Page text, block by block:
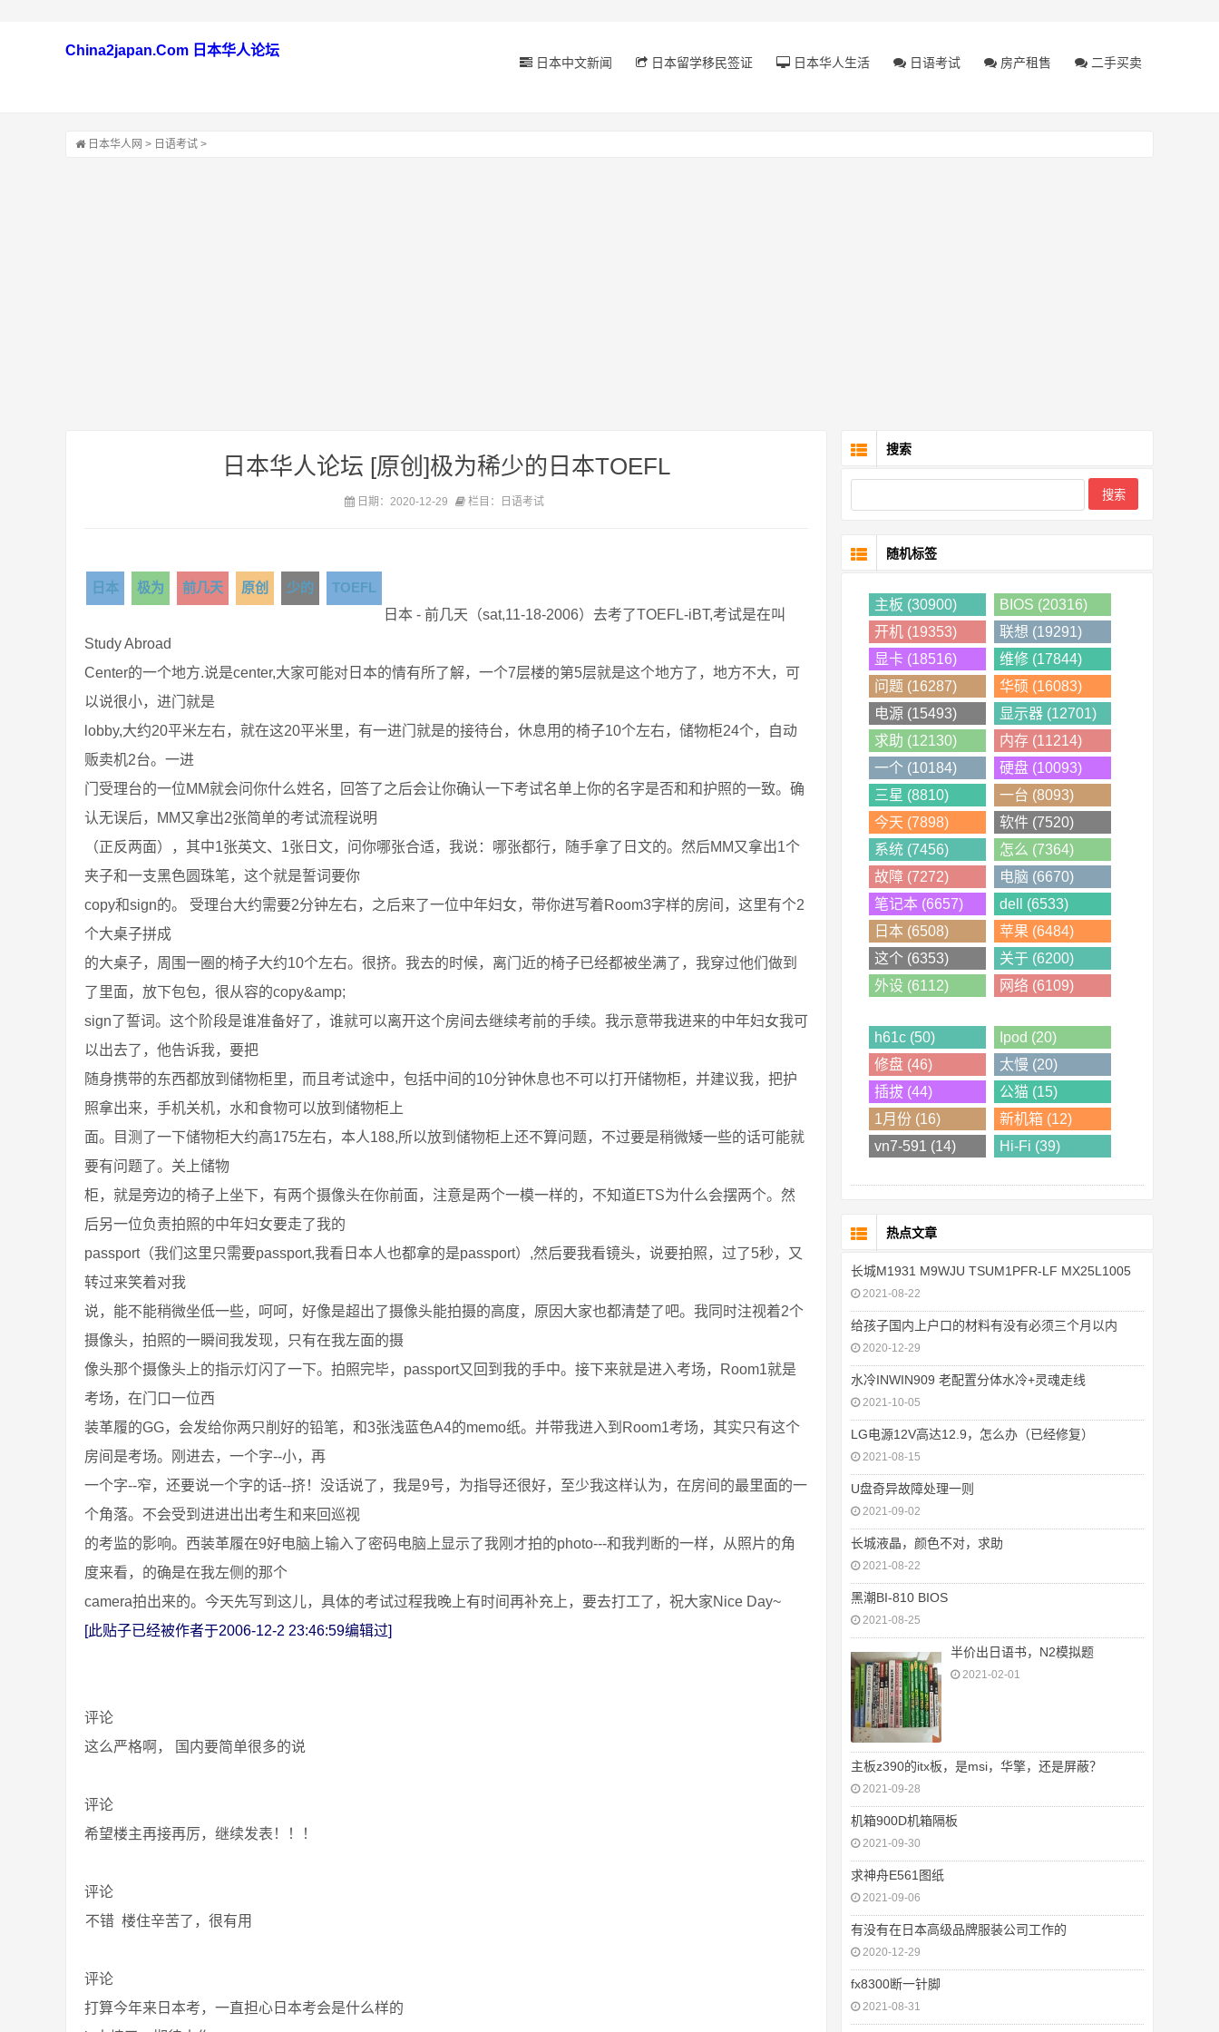
China2japan.Com 日本华人论坛
日本中文新闻 日本留学移民签证 日本华人生活 日语考试 房产租售 二手买卖
日本华人网 > 日语考试 >
日本华人论坛 [原创]极为稀少的日本TOEFL
日期：2020-12-29 栏目：日语考试
日本 极为 前几天 原创 少的
TOEFL
日本 - 前几天（sat,11-18-2006）去考了TOEFL-iBT,考试是在叫
Study Abroad
Center的一个地方.说是center,大家可能对日本的情有所了解，一个7层楼的第5层就是这个地方了，地方不大，可
以说很小，进门就是
lobby,大约20平米左右，就在这20平米里，有一进门就是的接待台，休息用的椅子10个左右，储物柜24个，自动
贩卖机2台。一进
门受理台的一位MM就会问你什么姓名，回答了之后会让你确认一下考试名单上你的名字是否和和护照的一致。确
认无误后，MM又拿出2张简单的考试流程说明
（正反两面），其中1张英文、1张日文，问你哪张合适，我说：哪张都行，随手拿了日文的。然后MM又拿出1个
夹子和一支黑色圆珠笔，这个就是誓词要你
copy和sign的。 受理台大约需要2分钟左右，之后来了一位中年妇女，带你进写着Room3字样的房间，这里有个2
个大桌子拼成
的大桌子，周围一圈的椅子大约10个左右。很挤。我去的时候，离门近的椅子已经都被坐满了，我穿过他们做到
了里面，放下包包，很从容的copy&amp;
sign了誓词。这个阶段是谁准备好了，谁就可以离开这个房间去继续考前的手续。我示意带我进来的中年妇女我可
以出去了，他告诉我，要把
随身携带的东西都放到储物柜里，而且考试途中，包括中间的10分钟休息也不可以打开储物柜，并建议我，把护
照拿出来，手机关机，水和食物可以放到储物柜上
面。目测了一下储物柜大约高175左右，本人188,所以放到储物柜上还不算问题，不过要是稍微矮一些的话可能就
要有问题了。关上储物
柜，就是旁边的椅子上坐下，有两个摄像头在你前面，注意是两个一模一样的，不知道ETS为什么会摆两个。然
后另一位负责拍照的中年妇女要走了我的
passport（我们这里只需要passport,我看日本人也都拿的是passport）,然后要我看镜头，说要拍照，过了5秒，又
转过来笑着对我
说，能不能稍微坐低一些，呵呵，好像是超出了摄像头能拍摄的高度，原因大家也都清楚了吧。我同时注视着2个
摄像头，拍照的一瞬间我发现，只有在我左面的摄
像头那个摄像头上的指示灯闪了一下。拍照完毕，passport又回到我的手中。接下来就是进入考场，Room1就是
考场，在门口一位西
装革履的GG，会发给你两只削好的铅笔，和3张浅蓝色A4的memo纸。并带我进入到Room1考场，其实只有这个
房间是考场。刚进去，一个字--小，再
一个字--窄，还要说一个字的话--挤！没话说了，我是9号，为指导还很好，至少我这样认为，在房间的最里面的一
个角落。不会受到进进出出考生和来回巡视
的考监的影响。西装革履在9好电脑上输入了密码电脑上显示了我刚才拍的photo---和我判断的一样，从照片的角
度来看，的确是在我左侧的那个
camera拍出来的。今天先写到这儿，具体的考试过程我晚上有时间再补充上，要去打工了，祝大家Nice Day~
[此贴子已经被作者于2006-12-2 23:46:59编辑过]
评论
这么严格啊， 国内要简单很多的说
评论
希望楼主再接再厉，继续发表！！！
评论
不错 楼住辛苦了，很有用
评论
打算今年来日本考，一直担心日本考会是什么样的
搜索
随机标签
主板 (30900)
BIOS (20316)
开机 (19353)
联想 (19291)
显卡 (18516)
维修 (17844)
问题 (16287)
华硕 (16083)
电源 (15493)
显示器 (12701)
求助 (12130)
内存 (11214)
一个 (10184)
硬盘 (10093)
三星 (8810)
一台 (8093)
今天 (7898)
软件 (7520)
系统 (7456)
怎么 (7364)
故障 (7272)
电脑 (6670)
笔记本 (6657)
dell (6533)
日本 (6508)
苹果 (6484)
这个 (6353)
关于 (6200)
外设 (6112)
网络 (6109)
h61c (50)
Ipod (20)
修盘 (46)
太慢 (20)
插拔 (44)
公猫 (15)
1月份 (16)
新机箱 (12)
vn7-591 (14)
Hi-Fi (39)
热点文章
长城M1931 M9WJU TSUM1PFR-LF MX25L1005
2021-08-22
给孩子国内上户口的材料有没有必须三个月以内
2020-12-29
水冷INWIN909 老配置分体水冷+灵魂走线
2021-10-05
LG电源12V高达12.9，怎么办（已经修复）
2021-08-15
U盘奇异故障处理一则
2021-09-02
长城液晶，颜色不对，求助
2021-08-22
黑潮BI-810 BIOS
2021-08-25
半价出日语书，N2模拟题
2021-02-01
主板z390的itx板，是msi，华擎，还是屏蔽？
2021-09-28
机箱900D机箱隔板
2021-09-30
求神舟E561图纸
2021-09-06
有没有在日本高级品牌服装公司工作的
2020-12-29
fx8300断一针脚
2021-08-31